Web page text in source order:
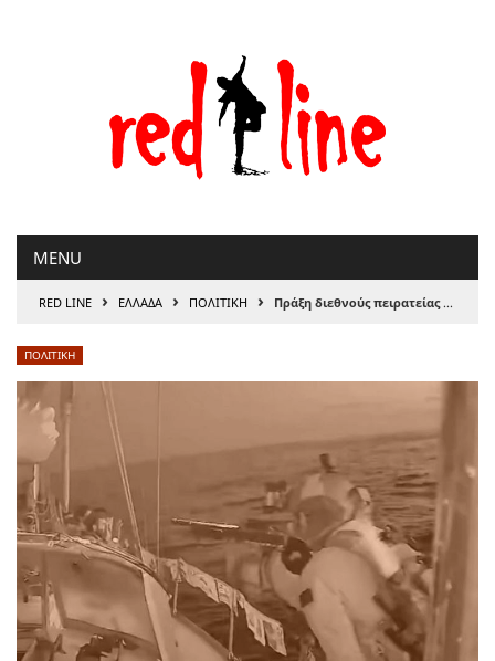
MENU
RED LINE › ΕΛΛΑΔΑ › ΠΟΛΙΤΙΚΗ › Πράξη διεθνούς πειρατείας από το Ισραήλ — Άμεση απελευθέρωση των πληρωμάτων του Global Sumud Flotilla!
ΠΟΛΙΤΙΚΗ